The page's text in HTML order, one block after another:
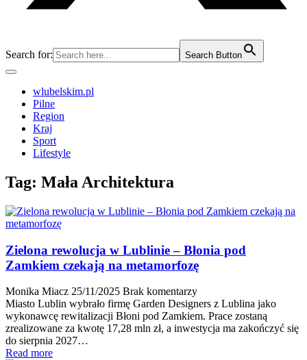
Search for: Search Button
wlubelskim.pl
Pilne
Region
Kraj
Sport
Lifestyle
Tag: Mała Architektura
Zielona rewolucja w Lublinie – Błonia pod
Zamkiem czekają na metamorfozę
Monika Miacz 25/11/2025 Brak komentarzy
Miasto Lublin wybrało firmę Garden Designers z Lublina jako
wykonawcę rewitalizacji Błoni pod Zamkiem. Prace zostaną
zrealizowane za kwotę 17,28 mln zł, a inwestycja ma zakończyć się
do sierpnia 2027…
Read more